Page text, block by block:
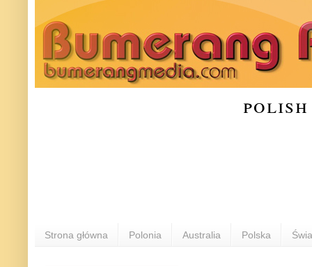
Strona główna Polonia Australia Polska